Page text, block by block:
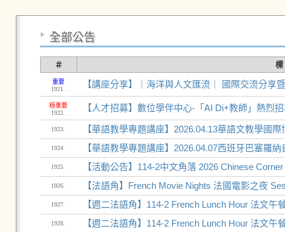
全部公告
＃
重要
1921.
【講座分享】｜海洋與人文匯流｜ 國際交流分享
極重要
1922.
【人才招募】數位學伴中心-「AI Di+教師」熱烈
1923. 【華語教學專題講座】2026.04.13華語文教學國
1924. 【華語教學專題講座】2026.04.07西班牙巴塞羅
1925. 【活動公告】114-2中文角落 2026 Chinese Corner
1926. 【法語角】French Movie Nights 法國電影之夜
1927. 【週二法語角】114-2 French Lunch Hour 法文午
1928. 【週二法語角】114-2 French Lunch Hour 法文午